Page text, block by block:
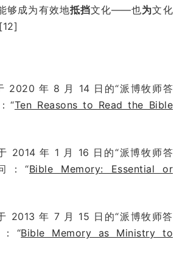
够成为有效地抵挡文化——也为文化
2020 年 8 月 14 日 的“派博牧师答
“Ten Reasons to Read the Bible
2014 年 1 月 16 日的“派博牧师答
：“Bible Memory: Essential or
2013 年 7 月 15 日的“派博牧师答
“Bible Memory as Ministry to